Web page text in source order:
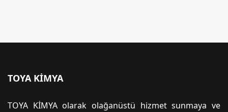
TOYA KİMYA
TOYA KİMYA olarak olağanüstü hizmet sunmaya ve